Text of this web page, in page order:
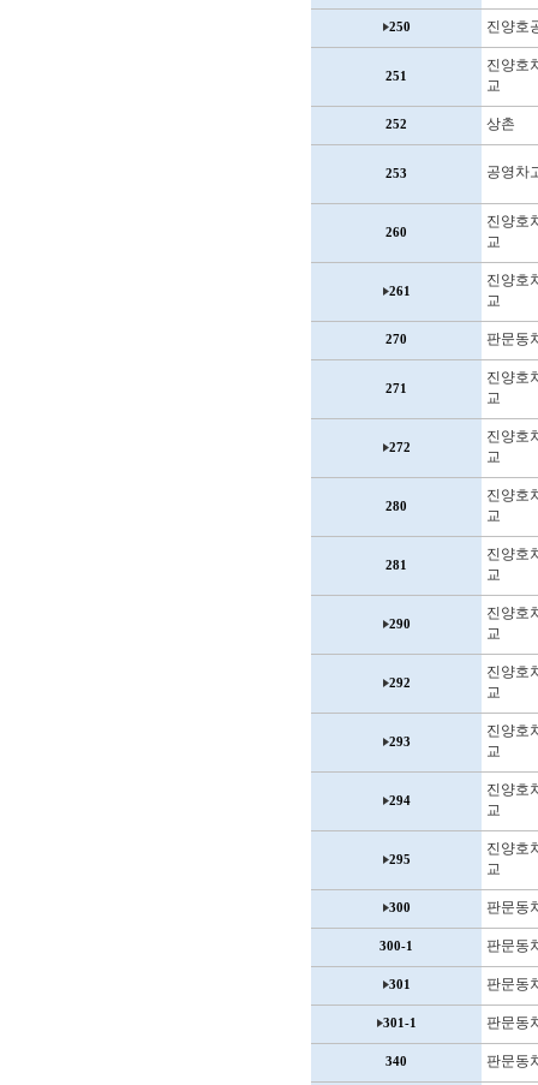
250 진양호
251
진양호
교
252 상촌
253 공영차
260
진양호
교
261
진양호
교
270 판문동
271
진양호
교
272
진양호
교
280
진양호
교
281
진양호
교
290
진양호
교
292
진양호
교
293
진양호
교
294
진양호
교
295
진양호
교
300 판문동
300-1 판문동
301 판문동
301-1 판문동
340 판문동